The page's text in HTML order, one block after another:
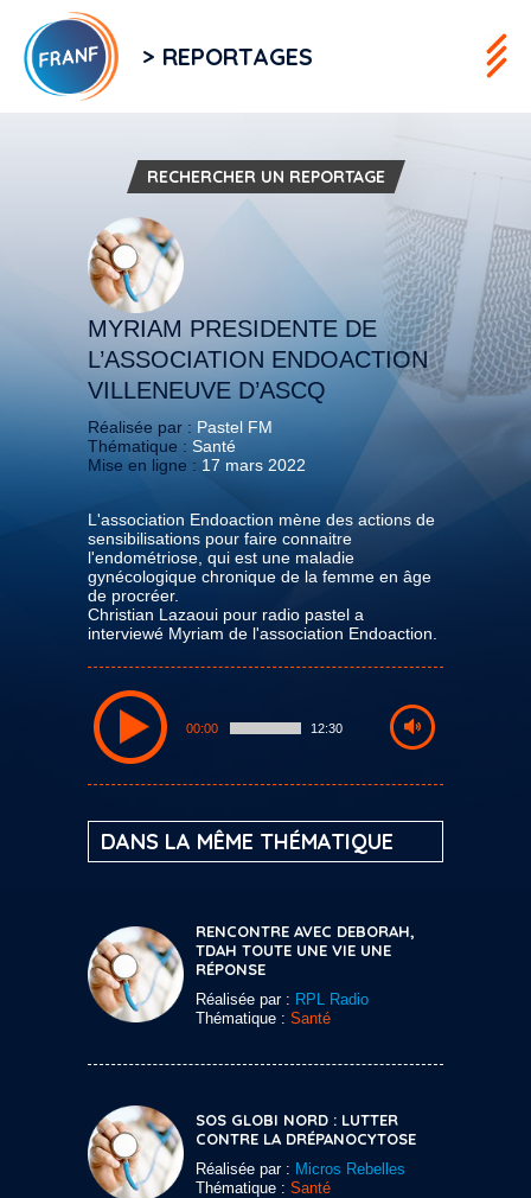
> REPORTAGES
RECHERCHER UN REPORTAGE
MYRIAM PRESIDENTE DE
L’ASSOCIATION ENDOACTION
VILLENEUVE D’ASCQ
Réalisée par : Pastel FM
Thématique : Santé
Mise en ligne : 17 mars 2022
L'association Endoaction mène des actions de
sensibilisations pour faire connaitre
l'endométriose, qui est une maladie
gynécologique chronique de la femme en âge
de procréer.
Christian Lazaoui pour radio pastel a
interviewé Myriam de l'association Endoaction.
00:00 12:30
DANS LA MÊME THÉMATIQUE
RENCONTRE AVEC DEBORAH,
TDAH TOUTE UNE VIE UNE
RÉPONSE
Réalisée par : RPL Radio
Thématique : Santé
SOS GLOBI NORD : LUTTER
CONTRE LA DRÉPANOCYTOSE
Réalisée par : Micros Rebelles
Thématique : Santé